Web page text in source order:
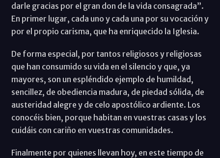
darle gracias por el gran don de la vida consagrada”.
En primer lugar, cada uno y cada una por su vocación y
por el propio carisma, que ha enriquecido la Iglesia.
De forma especial, por tantos religiosos y religiosas
que han consumido su vida en el silencio y que, ya
mayores, son un espléndido ejemplo de humildad,
sencillez, de obediencia madura, de piedad sólida, de
austeridad alegre y de celo apostólico ardiente. Los
conocéis bien, porque habitan en vuestras casas y los
cuidáis con cariño en vuestras comunidades.
Finalmente por quienes llevan hoy, en este tiempo de